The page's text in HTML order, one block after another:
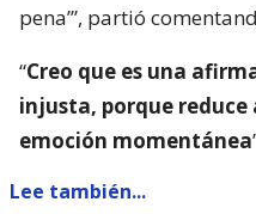
pena’”, partió
“Creo que es una
injusta, porque reduce
emoción momentánea
Lee también...